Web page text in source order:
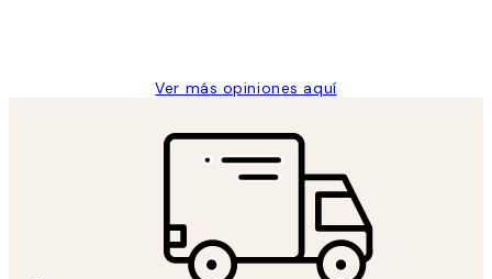
Ver más opiniones aquí